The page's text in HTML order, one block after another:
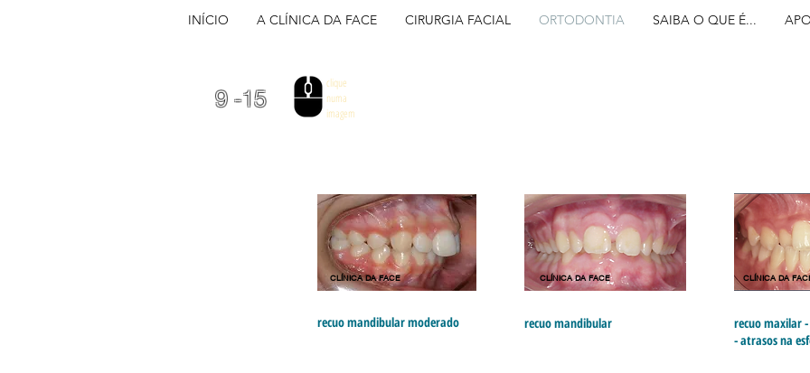
INÍCIO A CLÍNICA DA FACE CIRURGIA FACIAL ORTODONTIA SAIBA O QUE É...
9 -15
clique
numa
imagem
CLÍNICA DA FACE
recuo mandibular moderado
CLÍNICA DA FACE
recuo mandibular
CLÍNICA DA
recuo maxilar
- atrasos na